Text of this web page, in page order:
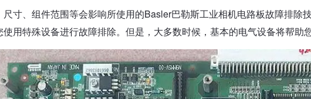
尺寸、组件范围等会影响所使用的Basler巴勒斯工业相机电路板故障排除
使用特殊设备进行故障排除。但是，大多数时候，基本的电气设备将帮助